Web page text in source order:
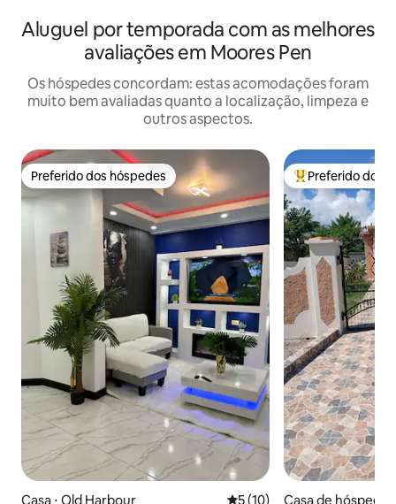
Aluguel por temporada com as melhores
avaliações em Moores Pen
Os hóspedes concordam: estas acomodações foram
muito bem avaliadas quanto a localização, limpeza e
outros aspectos.
Preferido dos hóspedes
Preferido dos hóspedes
Casa ⋅ Old Harbour 5 de uma avaliação média
5 (10)
Entre os
Preferido dos
Casa de